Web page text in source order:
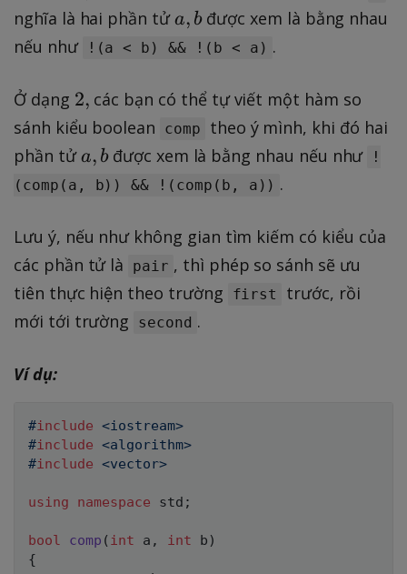
x
t
{
r
u
e
,
x
t
{
a
l
s
}
,
nghĩa là hai phần tửa
,
a, bđược xem là bằng nhau
nếu như
!(a < b) && !(b < a) .
Ở dạng 2
,
2, các bạn có thể tự viết một hàm so
sánh kiểu boolean
comp
theo ý mình, khi đó hai
phần tửa
b
a, bđược xem là bằng nhau nếu như
!
(comp(a, b)) && !(comp(b, a)) .
Lưu ý, nếu như không gian tìm kiếm có kiểu của
các phần tử là
pair , thì phép so sánh sẽ ưu
tiên thực hiện theo trường
first
trước, rồi
mới tới trường
second .
Ví dụ:
#include <iostream>
#include <algorithm>
#include <vector>
using namespace std ;
bool comp ( int a , int b )
{